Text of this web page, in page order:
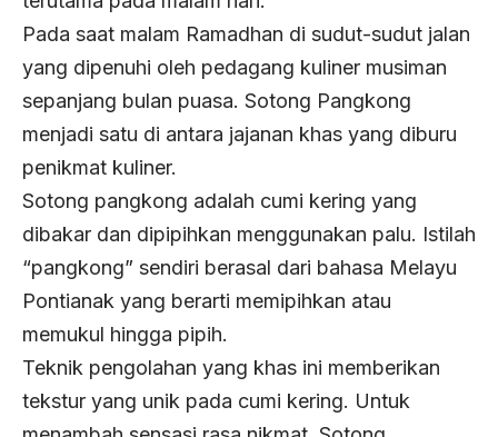
Pada saat malam Ramadhan di sudut-sudut jalan
yang dipenuhi oleh pedagang kuliner musiman
sepanjang bulan puasa. Sotong Pangkong
menjadi satu di antara jajanan khas yang diburu
penikmat kuliner.
Sotong pangkong adalah cumi kering yang
dibakar dan dipipihkan menggunakan palu. Istilah
“pangkong” sendiri berasal dari bahasa Melayu
Pontianak yang berarti memipihkan atau
memukul hingga pipih.
Teknik pengolahan yang khas ini memberikan
tekstur yang unik pada cumi kering. Untuk